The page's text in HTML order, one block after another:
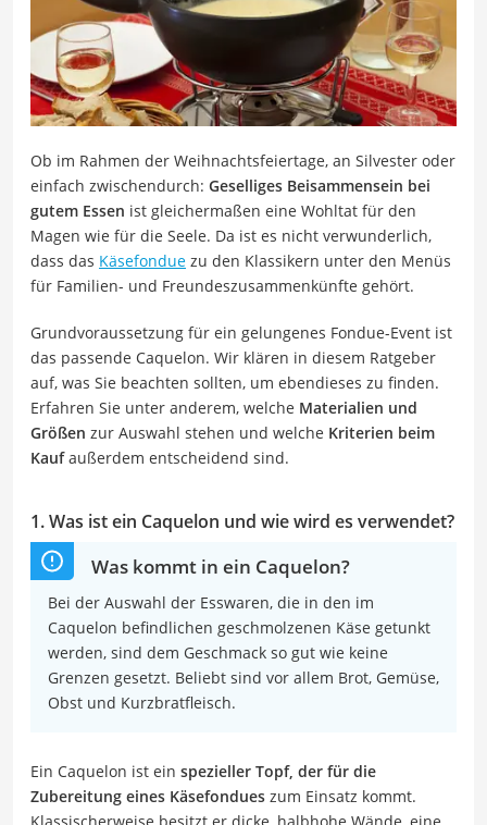
Ob im Rahmen der Weihnachtsfeiertage, an Silvester oder
einfach zwischendurch: Geselliges Beisammensein bei
gutem Essen ist gleichermaßen eine Wohltat für den
Magen wie für die Seele. Da ist es nicht verwunderlich,
dass das Käsefondue zu den Klassikern unter den Menüs
für Familien- und Freundeszusammenkünfte gehört.
Grundvoraussetzung für ein gelungenes Fondue-Event ist
das passende Caquelon. Wir klären in diesem Ratgeber
auf, was Sie beachten sollten, um ebendieses zu finden.
Erfahren Sie unter anderem, welche Materialien und
Größen zur Auswahl stehen und welche Kriterien beim
Kaufaußerdem entscheidend sind.
1. Was ist ein Caquelon und wie wird es verwendet?
Was kommt in ein Caquelon?
Bei der Auswahl der Esswaren, die in den im
Caquelon befindlichen geschmolzenen Käse getunkt
werden, sind dem Geschmack so gut wie keine
Grenzen gesetzt. Beliebt sind vor allem Brot, Gemüse,
Obst und Kurzbratfleisch.
Ein Caquelon ist ein spezieller Topf, der für die
Zubereitung eines Käsefondues zum Einsatz kommt.
Klassischerweise besitzt er dicke, halbhohe Wände, eine